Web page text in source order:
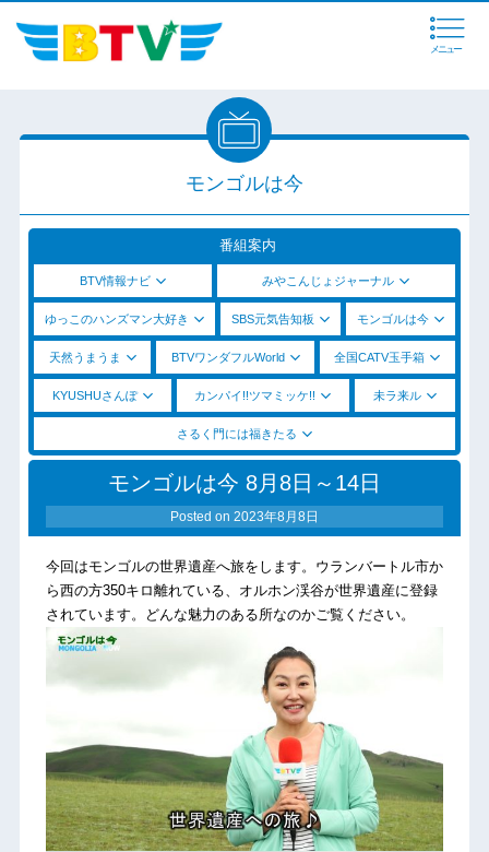
メニュー
モンゴルは今
番組案内
BTV情報ナビ みやこんじょジャーナル
ゆっこのハンズマン大好き SBS元気告知板 モンゴルは今
天然うまうま BTVワンダフルWorld 全国CATV玉手箱
KYUSHUさんぽ カンパイ!!ツマミッケ!! 未ラ来ル
さるく門には福きたる
モンゴルは今 8月8日～14日
Posted on 2023年8月8日
今回はモンゴルの世界遺産へ旅をします。ウランバートル市か
ら西の方350キロ離れている、オルホン渓谷が世界遺産に登録
されています。どんな魅力のある所なのかご覧ください。